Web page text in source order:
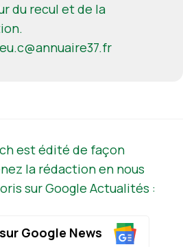
du recul et de la
est édité de façon
la rédaction en nous
sur Google Actualités :
Google News